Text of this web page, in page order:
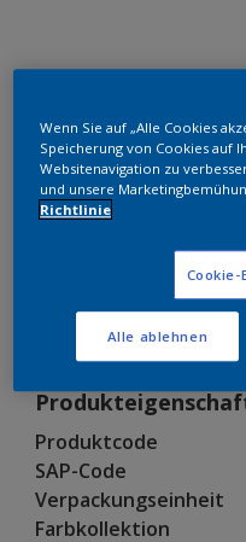
RAL 6007
SK707JR
Produktcode
SAP-Code
Verpackungseinheit
Farbkollektion
Wenn Sie auf „Alle Cookies
Speicherung von Cookies auf
Websitenavigation zu
und unsere
Richtlinie
Cookie-
Alle ablehnen